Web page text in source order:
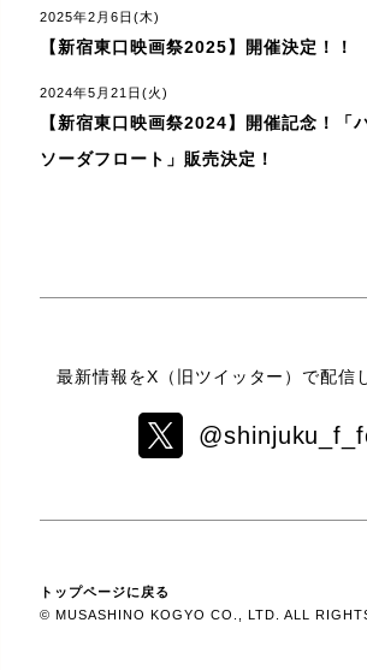
2025年2月6日(木)
【新宿東口映画祭2025】開催決定！！
2024年5月21日(火)
【新宿東口映画祭2024】開催記念！「
ソーダフロート」販売決定！
最新情報をX（旧ツイッター）で配信
トップページに戻る
© MUSASHINO KOGYO CO., LTD. ALL